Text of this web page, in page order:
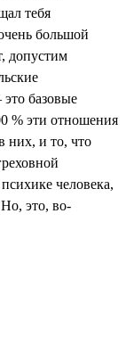
тебя
большой
допустим
базовые
% эти отношения
них, и то, что
человека,
это, во-